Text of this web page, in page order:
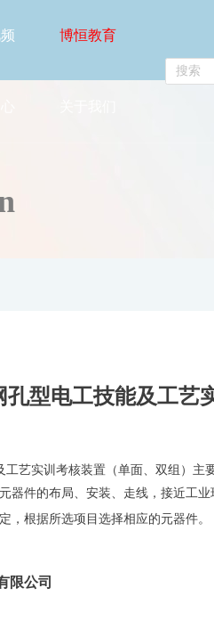
博恒教育
型电工技能及工艺
工艺实训考核装置（单面、双组）主
器件的布局、安装、走线，接近工
，根据所选项目选择相应的元器件。
限公司